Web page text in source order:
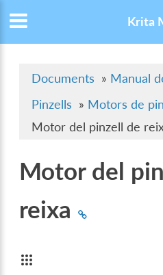
Krita
Documents » Manual
Pinzells » Motors de
Motor del pinzell de
Motor del
reixa